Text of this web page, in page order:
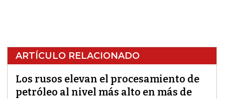
ARTÍCULO RELACIONADO
Los rusos elevan el procesamiento de
petróleo al nivel más alto en más de